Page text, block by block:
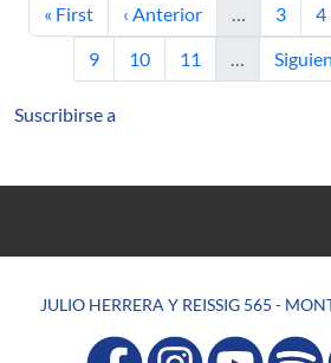
Primera página
« First Página anterior
‹ Anterior … Página
3 4
Página
9 Página
10 Página
11 …
Suscribirse a
JULIO HERRERA Y REISSIG 565 -